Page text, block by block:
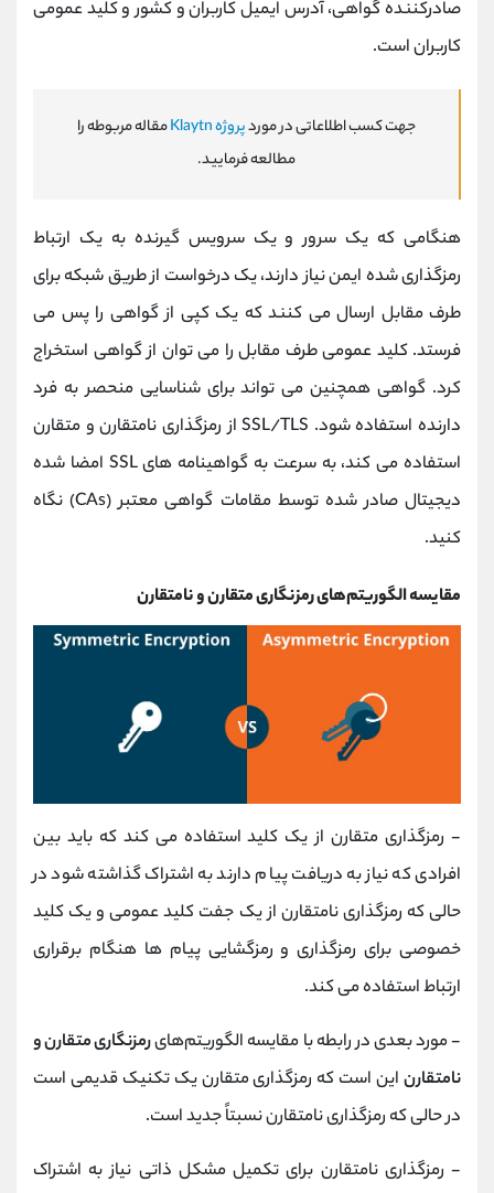
صادرکننده گواهی، آدرس ایمیل کاربران و کشور و کلید عمومی
کاربران است.
جهت کسب اطلاعاتی در موردپروژه Klaytn
مقاله مربوطه را
مطالعه فرمایید.
هنگامی که یک سرور و یک سرویس گیرنده به یک ارتباط
رمزگذاری شده ایمن نیاز دارند، یک درخواست از طریق شبکه برای
طرف مقابل ارسال می کنند که یک کپی از گواهی را پس می
فرستد. کلید عمومی طرف مقابل را می توان از گواهی استخراج
کرد. گواهی همچنین می تواند برای شناسایی منحصر به فرد
دارنده استفاده شود. SSL/TLS از رمزگذاری نامتقارن و متقارن
استفاده می کند، به سرعت به گواهینامه های SSL امضا شده
دیجیتال صادر شده توسط مقامات گواهی معتبر (CAs) نگاه
کنید.
مقایسه الگوریتم‌های رمزنگاری متقارن و نامتقارن
- رمزگذاری متقارن از یک کلید استفاده می کند که باید بین
افرادی که نیاز به دریافت پیام دارند به اشتراک گذاشته شود در
حالی که رمزگذاری نامتقارن از یک جفت کلید عمومی و یک کلید
خصوصی برای رمزگذاری و رمزگشایی پیام ها هنگام برقراری
ارتباط استفاده می کند.
- مورد بعدی در رابطه با مقایسه الگوریتم‌هایرمزنگاری متقارن و
نامتقارن این است که رمزگذاری متقارن یک تکنیک قدیمی است
در حالی که رمزگذاری نامتقارن نسبتاً جدید است.
- رمزگذاری نامتقارن برای تکمیل مشکل ذاتی نیاز به اشتراک